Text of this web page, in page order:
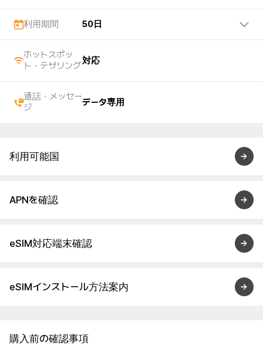
利用期間 50日
ホットスポッ
ト・テザリング
対応
通話・メッセー
ジ
データ専用
利用可能国
APNを確認
eSIM対応端末確認
eSIMインストール方法案内
購入前の確認事項